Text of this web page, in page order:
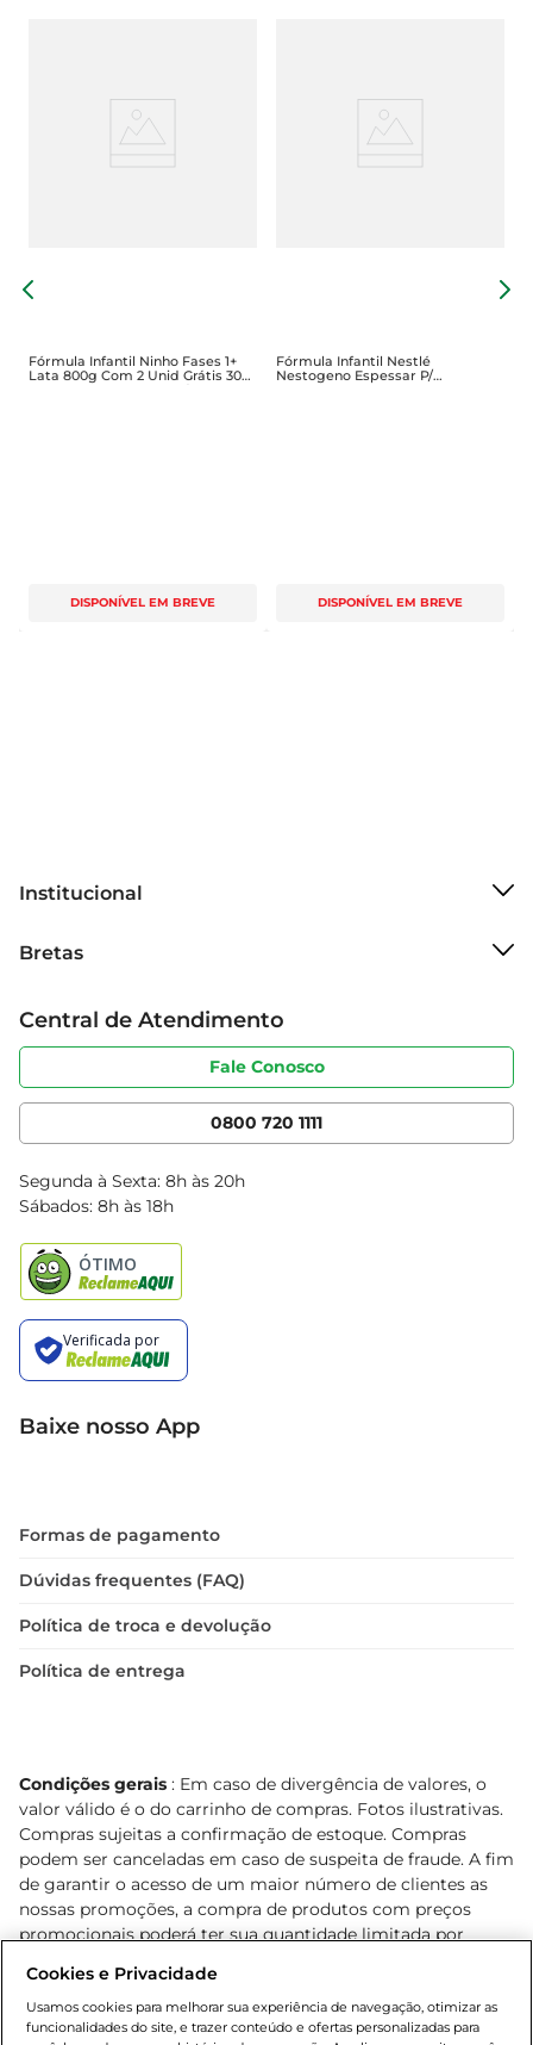
Fórmula Infantil Ninho Fases 1+
Lata 800g Com 2 Unid Grátis 30%
DeDesconto Na Segunda Lata
DISPONÍVEL EM BREVE
Fórmula Infantil Nestlé
Nestogeno Espessar P/
Lactentes 800g
DISPONÍVEL EM BREVE
Institucional
Grupo Cencosud
Sobre privacidade
Portal do fornecedor
Cencosud Media
Bretas
Produtos Bretas
Código de ética
Serviços
Clube Bretas
Blog Bretas
Black Friday
Central de Atendimento
Fale Conosco
0800 720 1111
Segunda à Sexta: 8h às 20h
Sábados: 8h às 18h
Baixe nosso App
Formas de pagamento
Dúvidas frequentes (FAQ)
Política de troca e devolução
Política de entrega
Condições gerais : Em caso de divergência de valores, o
valor válido é o do carrinho de compras. Fotos ilustrativas.
Compras sujeitas a confirmação de estoque. Compras
podem ser canceladas em caso de suspeita de fraude. A fim
de garantir o acesso de um maior número de clientes as
nossas promoções, a compra de produtos com preços
promocionais poderá ter sua quantidade limitada por
o e-commerce e válidos durante o dia de hoje, podendo
sofrer alterações sem prévia notificação. Proibida a venda
de bebidas alcoólicas para menores de 18 anos, conforme
Cookies e Privacidade
Usamos cookies para melhorar sua experiência de navegação, otimizar as
funcionalidades do site, e trazer conteúdo e ofertas personalizadas para